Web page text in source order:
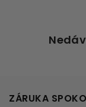
ZÁRUKA